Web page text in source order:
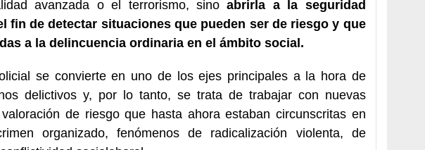
avanzada o el terrorismo, sinoabrirla a la seguridad
fin de detectar situaciones que pueden ser de riesgo y que
a la delincuencia ordinaria en el ámbito social.
se convierte en uno de los ejes principales a la hora de
delictivos y, por lo tanto, se trata de trabajar con nuevas
de riesgo que hasta ahora estaban circunscritas en
organizado, fenómenos de radicalización violenta, de